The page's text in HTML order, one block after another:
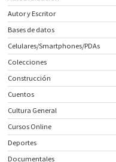
Autor y Escritor
Bases de datos
Celulares/Smartphones/PDAs
Colecciones
Construcción
Cuentos
Cultura General
Cursos Online
Deportes
Documentales